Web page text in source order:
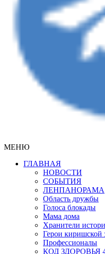
МЕНЮ
ГЛАВНАЯ
НОВОСТИ
СОБЫТИЯ
ЛЕНПАНОРАМА
Область дружбы
Голоса блокады
Мама дома
Хранители
Герои киришской
Профессионалы
КОД ЗДОРОВЬЯ